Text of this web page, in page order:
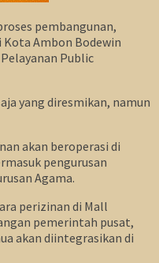
pembangunan,
Kota Ambon Bodewin
Public
yang diresmikan, namun
akan beroperasi di
pengurusan
Agama.
perizinan di Mall
pemerintah pusat,
akan diintegrasikan di